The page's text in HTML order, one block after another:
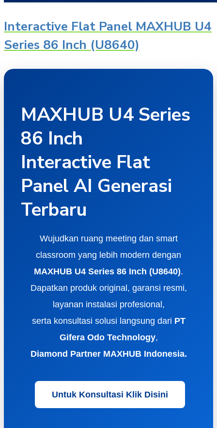
Interactive Flat Panel MAXHUB U4
Series 86 Inch (U8640)
MAXHUB U4 Series
86 Inch
Interactive Flat
Panel AI Generasi
Terbaru
Wujudkan ruang meeting dan smart
classroom yang lebih modern dengan
MAXHUB U4 Series 86 Inch (U8640).
Dapatkan produk original, garansi resmi,
layanan instalasi profesional,
serta konsultasi solusi langsung dari PT
Gifera Odo Technology,
Diamond Partner MAXHUB Indonesia.
Untuk Konsultasi Klik Disini